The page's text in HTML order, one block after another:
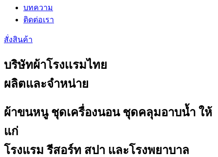
บทความ
ติดต่อเรา
สั่งสินค้า
บริษัทผ้าโรงเเรมไทย
ผลิตและจำหน่าย​
ผ้าขนหนู ชุดเครื่องนอน ชุดคลุมอาบน้ำ ให้
แก่
โรงแรม รีสอร์ท สปา และโรงพยาบาล